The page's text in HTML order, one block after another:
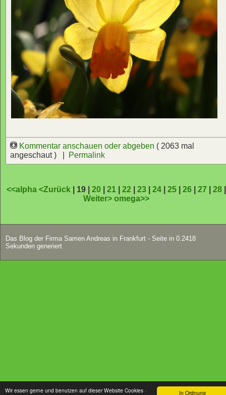
In Ordnung
Wir essen gerne und benutzen auf dieser Website Cookies -
Kommentar anschauen oder abgeben ( 2063 mal
angeschaut ) |
Permalink
<<alpha<Zurück | 19 |20 |21 |22 |23 |24 |25 |26 |27 |28
Weiter>omega>>
Das Blog der Firma Samen Andreas in Frankfurt - Seite in 0.2418
Sekunden generiert